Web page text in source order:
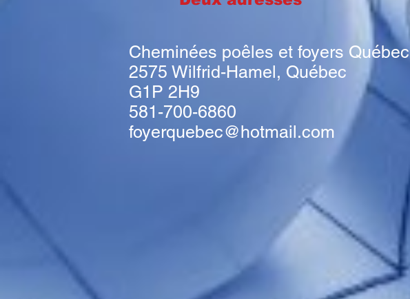
Cheminées poêles et foyers Québec
2575 Wilfrid-Hamel, Québec
G1P 2H9
581-700-6860
foyerquebec@hotmail.com